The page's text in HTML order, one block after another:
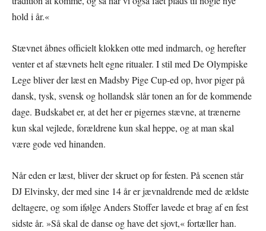
hold i år.«
Stævnet åbnes officielt klokken otte med indmarch, og herefter
venter et af stævnets helt egne ritualer. I stil med De Olympiske
Lege bliver der læst en Madsby Pige Cup-ed op, hvor piger på
dansk, tysk, svensk og hollandsk slår tonen an for de kommende
dage. Budskabet er, at det her er pigernes stævne, at trænerne
kun skal vejlede, forældrene kun skal heppe, og at man skal
være gode ved hinanden.
Når eden er læst, bliver der skruet op for festen. På scenen står
DJ Elvinsky, der med sine 14 år er jævnaldrende med de ældste
deltagere, og som ifølge Anders Stoffer lavede et brag af en fest
sidste år. »Så skal de danse og have det sjovt,« fortæller han.